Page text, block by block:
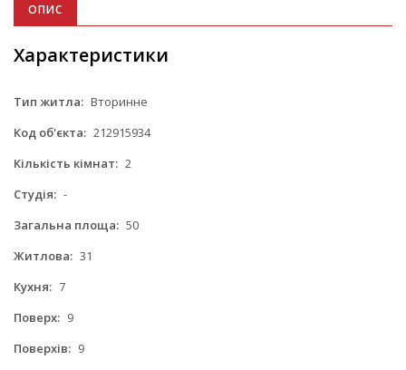
ОПИС
Характеристики
Тип житла: Вторинне
Код об'єкта: 212915934
Кількість кімнат: 2
Студія: -
Загальна площа: 50
Житлова: 31
Кухня: 7
Поверх: 9
Поверхів: 9